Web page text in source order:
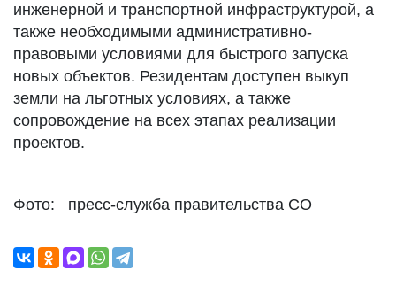
инженерной и транспортной инфраструктурой, а
также необходимыми административно-
правовыми условиями для быстрого запуска
новых объектов. Резидентам доступен выкуп
земли на льготных условиях, а также
сопровождение на всех этапах реализации
проектов.
Фото: пресс-служба правительства СО